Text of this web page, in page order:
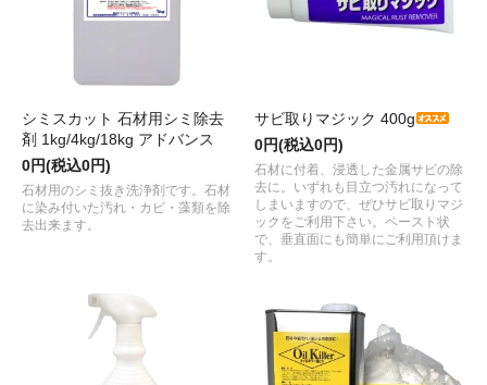
シミスカット 石材用シミ除去
剤 1kg/4kg/18kg アドバンス
0円(税込0円)
石材用のシミ抜き洗浄剤です。石材
に染み付いた汚れ・カビ・藻類を除
去出来ます。
サビ取りマジック 400g
0円(税込0円)
石材に付着、浸透した金属サビの除
去に。いずれも目立つ汚れになって
しまいますので、ぜひサビ取りマジ
ックをご利用下さい。ペースト状
で、垂直面にも簡単にご利用頂けま
す。